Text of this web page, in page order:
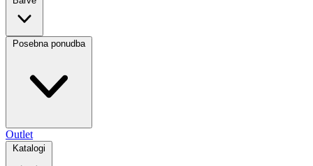
Posebna ponudba
Outlet
Katalogi